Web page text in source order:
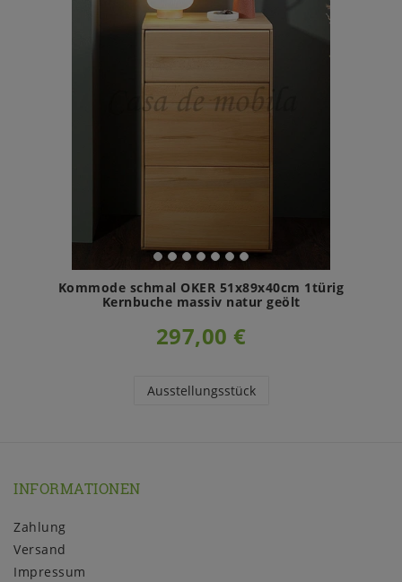
Kommode schmal OKER 51x89x40cm 1türig
Kernbuche massiv natur geölt
297,00 €
Ausstellungsstück
INFORMATIONEN
Zahlung
Versand
Impressum